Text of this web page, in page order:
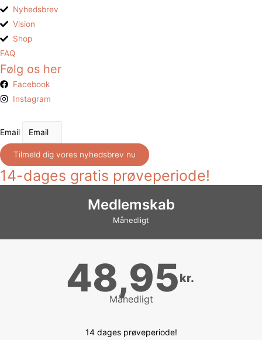
Nyhedsbrev
Vision
Shop
FAQ
Følg os her
Facebook
Instagram
Email
Tilmeld dig vores nyhedsbrev nu
14-dages gratis prøveperiode!
Medlemskab
Månedligt
48,95kr.
Månedligt
14 dages prøveperiode!